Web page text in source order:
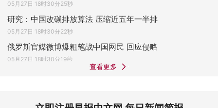
05月27日 18时30分25秒
研究：中国改碳排放算法 压缩近五年一半排
05月27日 18时30分22秒
俄罗斯官媒微博爆粗笔战中国网民 回应侵略
05月27日 18时30分19秒
查看更多